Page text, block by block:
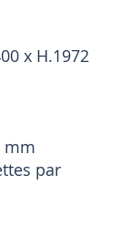
x H.1972
mm
par